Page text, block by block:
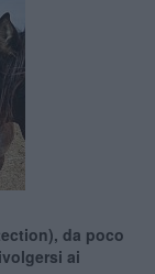
da poco
ai